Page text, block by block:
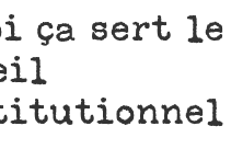
ça sert le